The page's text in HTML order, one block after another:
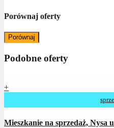
Porównaj oferty
Porównaj
Podobne oferty
+
Mieszkanie na sprzedaż, Nysa